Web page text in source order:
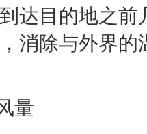
达目的地之
消除与外界的
量